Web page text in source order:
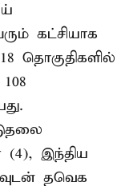
கட்சியாக
தொகுதிகளில்
(4), இந்திய
தவெக